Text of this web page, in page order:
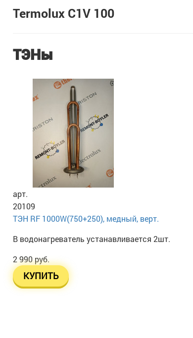
Termolux C1V 100
ТЭНы
арт.
20109
ТЭН RF 1000W(750+250), медный, верт.
В водонагреватель устанавливается 2шт.
2 990 руб.
КУПИТЬ